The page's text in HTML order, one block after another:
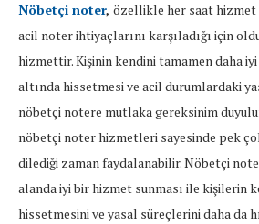
Nöbetçi noter, özellikle her saat hizmet
acil noter ihtiyaçlarını karşıladığı için
hizmettir. Kişinin kendini tamamen daha
altında hissetmesi ve acil durumlardaki
nöbetçi notere mutlaka gereksinim
nöbetçi noter hizmetleri sayesinde pek
dilediği zaman faydalanabilir. Nöbetçi
alanda iyi bir hizmet sunması ile kişilerin
hissetmesini ve yasal süreçlerini daha da